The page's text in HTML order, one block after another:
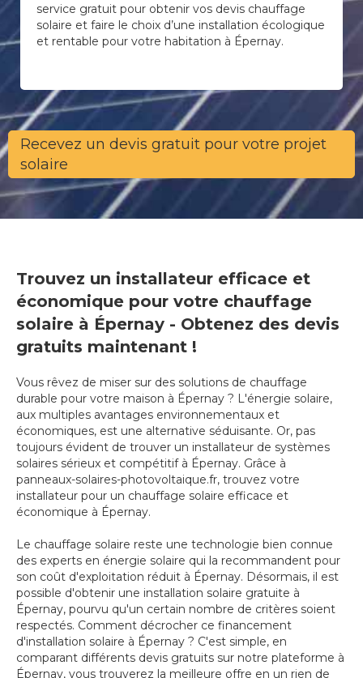
service gratuit pour obtenir vos devis chauffage
solaire et faire le choix d’une installation écologique
et rentable pour votre habitation à Épernay.
Recevez un devis gratuit pour votre projet
solaire
Trouvez un installateur efficace et
économique pour votre chauffage
solaire à Épernay - Obtenez des devis
gratuits maintenant !
Vous rêvez de miser sur des solutions de chauffage
durable pour votre maison à Épernay ? L'énergie solaire,
aux multiples avantages environnementaux et
économiques, est une alternative séduisante. Or, pas
toujours évident de trouver un installateur de systèmes
solaires sérieux et compétitif à Épernay. Grâce à
panneaux-solaires-photovoltaique.fr, trouvez votre
installateur pour un chauffage solaire efficace et
économique à Épernay.
Le chauffage solaire reste une technologie bien connue
des experts en énergie solaire qui la recommandent pour
son coût d'exploitation réduit à Épernay. Désormais, il est
possible d'obtenir une installation solaire gratuite à
Épernay, pourvu qu'un certain nombre de critères soient
respectés. Comment décrocher ce financement
d'installation solaire à Épernay ? C'est simple, en
comparant différents devis gratuits sur notre plateforme à
Épernay, vous trouverez la meilleure offre en un rien de